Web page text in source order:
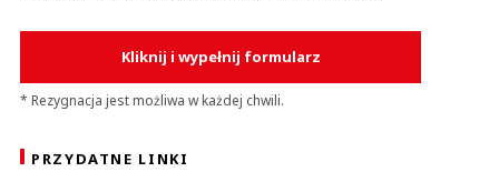
Kliknij i wypełnij formularz
* Rezygnacja jest możliwa w każdej chwili.
PRZYDATNE LINKI